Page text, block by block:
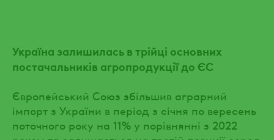
Україна залишилась в трійці основних
постачальників агропродукції до ЄС
Європейський Союз збільшив аграрний
імпорт з України в період з січня по вересень
поточного року на 11% у порівнянні з 2022